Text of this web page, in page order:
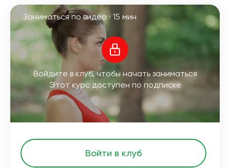
Заниматься по видео · 15 мин
Войдите в клуб, чтобы начать заниматься
Этот курс доступен по подписке
Войти в клуб